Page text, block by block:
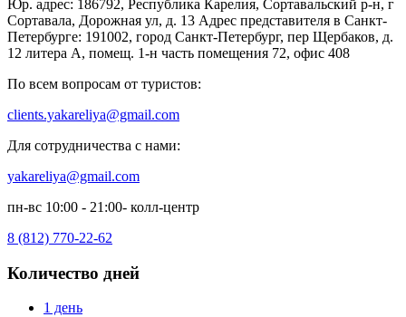
Юр. адрес: 186792, Республика Карелия, Сортавальский р-н, г
Сортавала, Дорожная ул, д. 13 Адрес представителя в Санкт-
Петербурге: 191002, город Санкт-Петербург, пер Щербаков, д.
12 литера А, помещ. 1-н часть помещения 72, офис 408
По всем вопросам от туристов:
clients.yakareliya@gmail.com
Для сотрудничества с нами:
yakareliya@gmail.com
пн-вс 10:00 - 21:00- колл-центр
8 (812) 770-22-62
Количество дней
1 день